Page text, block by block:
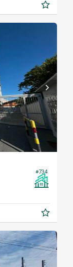
#734